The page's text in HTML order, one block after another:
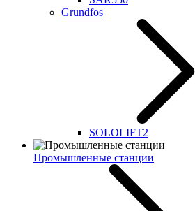
Grundfos
SOLOLIFT2
Промышленные станции